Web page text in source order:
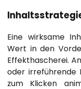
Eine wirksame
Wert in den
Effekthascherei.
oder irreführende
zum Klicken